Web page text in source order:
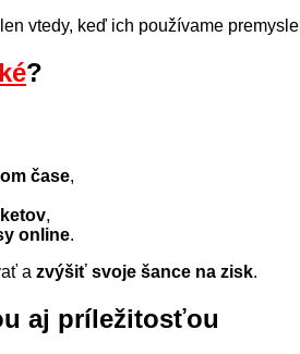
vtedy, keď ich používame
?
čase,
,
online.
a zvýšiť svoje šance na zisk.
aj príležitosťou